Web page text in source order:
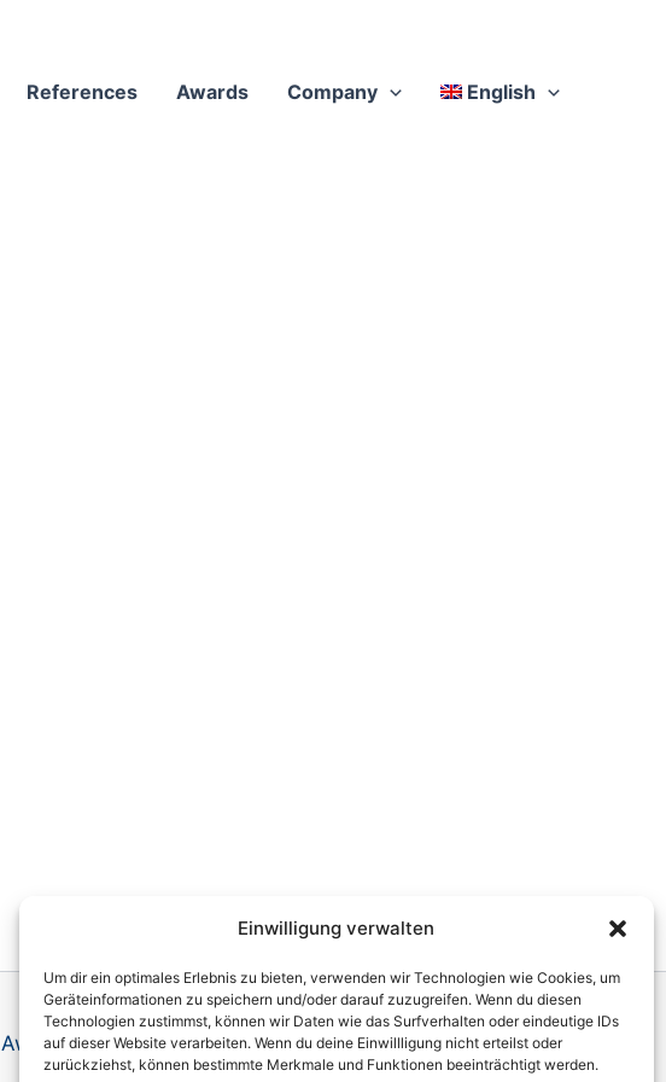
Einwilligung verwalten
Um dir ein optimales Erlebnis zu bieten, verwenden wir Technologien wie Cookies, um
Geräteinformationen zu speichern und/oder darauf zuzugreifen. Wenn du diesen
Technologien zustimmst, können wir Daten wie das Surfverhalten oder eindeutige IDs
auf dieser Website verarbeiten. Wenn du deine Einwillligung nicht erteilst oder
zurückziehst, können bestimmte Merkmale und Funktionen beeinträchtigt werden.
References Awards Company English
Awards Company Impressum